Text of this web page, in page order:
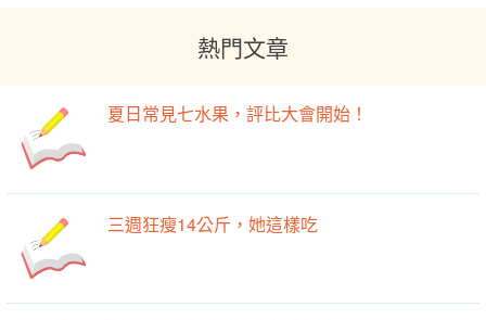
熱門文章
夏日常見七水果，評比大會開始！
三週狂瘦14公斤，她這樣吃